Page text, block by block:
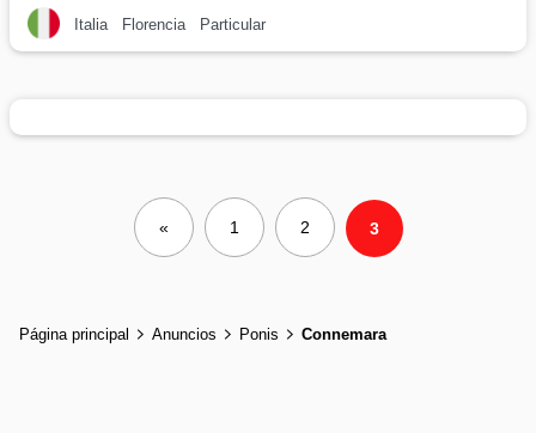
Italia Florencia Particular
« 1 2 3
Página principal Anuncios Ponis Connemara